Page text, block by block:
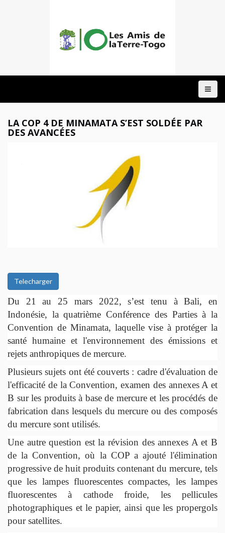
PROPOS
ACTION
ET
CAMPAGNES
CONTACTS
LA COP 4 DE MINAMATA S’EST SOLDÉE PAR
DES AVANCÉES
Telecharger
Du 21 au 25 mars 2022, s’est tenu à Bali, en
Indonésie, la quatrième Conférence des Parties à la
Convention de Minamata, laquelle vise à protéger la
santé humaine et l'environnement des émissions et
rejets anthropiques de mercure.
Plusieurs sujets ont été couverts : cadre d'évaluation de
l'efficacité de la Convention, examen des annexes A et
B sur les produits à base de mercure et les procédés de
fabrication dans lesquels du mercure ou des composés
du mercure sont utilisés.
Une autre question est la révision des annexes A et B
de la Convention, où la COP a ajouté l'élimination
progressive de huit produits contenant du mercure, tels
que les lampes fluorescentes compactes, les lampes
fluorescentes à cathode froide, les pellicules
photographiques et le papier, ainsi que les propergols
pour satellites.